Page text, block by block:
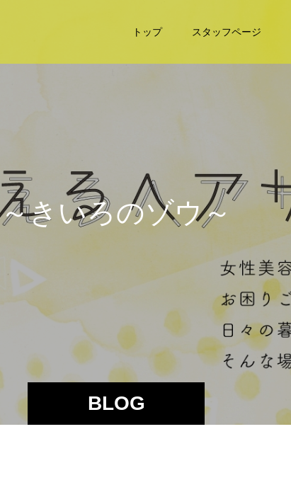
トップ スタッフページ
BLOG
～き いろのゾウ～